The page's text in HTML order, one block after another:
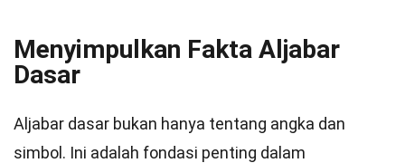
Menyimpulkan Fakta Aljabar
Dasar
Aljabar dasar bukan hanya tentang angka dan
simbol. Ini adalah fondasi penting dalam